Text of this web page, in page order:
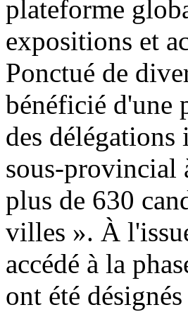
plateforme
expositions et
Ponctué de
bénéficié d'une
des délégations
sous-provincial
plus de 630
villes ». À
accédé à la
ont été